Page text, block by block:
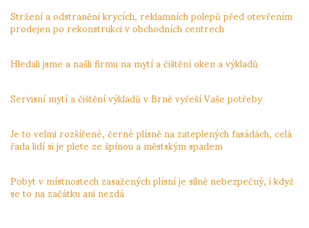
Stržení a odstranění krycích, reklamních polepů před otevřením
prodejen po rekonstrukci v obchodních centrech
Hledali jsme a našli firmu na mytí a čištění oken a výkladů
Servisní mytí a čištění výkladů v Brně vyřeší Vaše potřeby
Je to velmi rozšířené, černé plísně na zateplených fasádách, celá
řada lidí si je plete ze špínou a městským spadem
Pobyt v místnostech zasažených plísní je silně nebezpečný, i když
se to na začátku ani nezdá